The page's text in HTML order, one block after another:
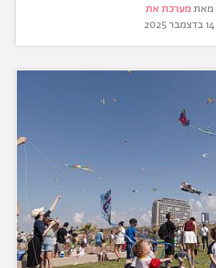
מאת מערכת את
14 בדצמבר 2025